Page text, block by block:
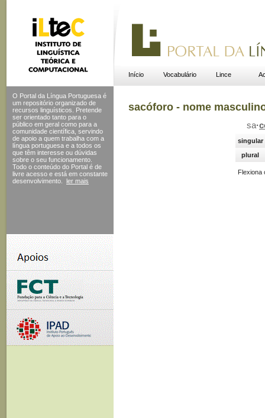
Início Vocabulário Lince
O Portal da Língua Portuguesa é
um repositório organizado de
recursos linguísticos. Pretende
ser orientado tanto para o
público em geral como para a
comunidade científica, servindo
de apoio a quem trabalha com a
língua portuguesa e a todos os
que têm interesse ou dúvidas
sobre o seu funcionamento.
Todo o conteúdo do Portal é de
livre acesso e está em constante
desenvolvimento.
ler mais
sacóforo - nome
sa·
singular
plural
Flexiona